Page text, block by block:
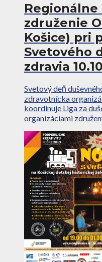
Regionálne
združenie
Košice) pri
Svetového
zdravia
Svetový deň
zdravotnícka
koordinuje Liga za
organizáciami